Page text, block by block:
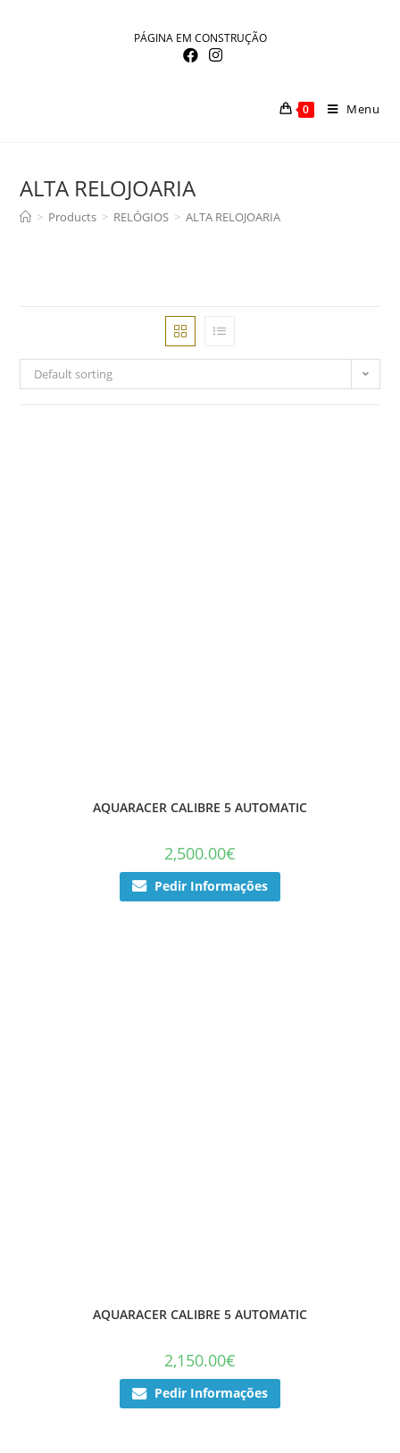
PÁGINA EM CONSTRUÇÃO
0 Menu
ALTA RELOJOARIA
> Products > RELÓGIOS > ALTA RELOJOARIA
Default sorting
AQUARACER CALIBRE 5 AUTOMATIC
2,500.00€
Pedir Informações
AQUARACER CALIBRE 5 AUTOMATIC
2,150.00€
Pedir Informações